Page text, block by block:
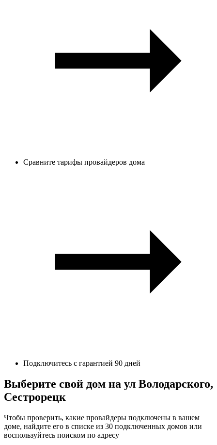
Сравните тарифы провайдеров дома
Подключитесь с гарантией 90 дней
Выберите свой дом на ул Володарского,
Сестрорецк
Чтобы проверить, какие провайдеры подключены в вашем
доме, найдите его в списке из 30 подключенных домов или
воспользуйтесь поиском по адресу